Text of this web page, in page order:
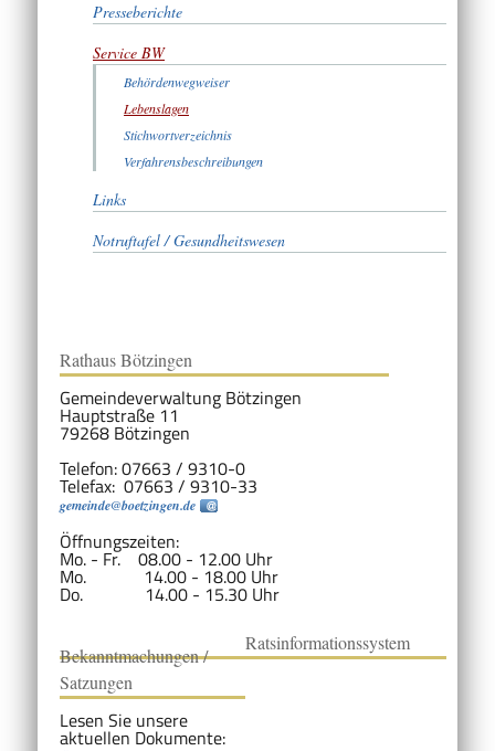
Presseberichte
Service BW
Behördenwegweiser
Lebenslagen
Stichwortverzeichnis
Verfahrensbeschreibungen
Links
Notruftafel / Gesundheitswesen
Rathaus Bötzingen
Gemeindeverwaltung Bötzingen
Hauptstraße 11
79268 Bötzingen
Telefon: 07663 / 9310-0
Telefax: 07663 / 9310-33
gemeinde@boetzingen.de
Öffnungszeiten:
Mo. - Fr. 08.00 - 12.00 Uhr
Mo. 14.00 - 18.00 Uhr
Do. 14.00 - 15.30 Uhr
Bekanntmachungen /
Satzungen
Lesen Sie unsere
aktuellen Dokumente:
Ratsinformationssystem